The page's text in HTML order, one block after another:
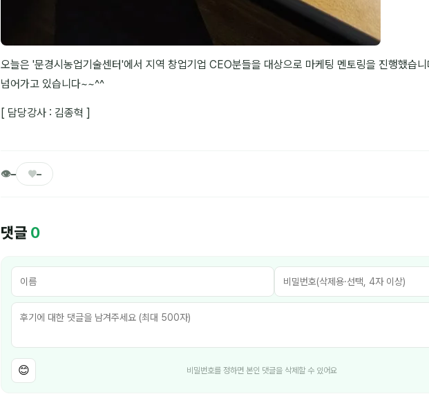
오늘은 '문경시농업기술센터'에서 지역 창업기업 CEO분들을 대상으로 마케팅 멘토링을 진행했습
넘어가고 있습니다~~^^
[ 담당강사 : 김종혁 ]
👁– ♥–
댓글 0
😊 비밀번호를 정하면 본인 댓글을 삭제할 수 있어요